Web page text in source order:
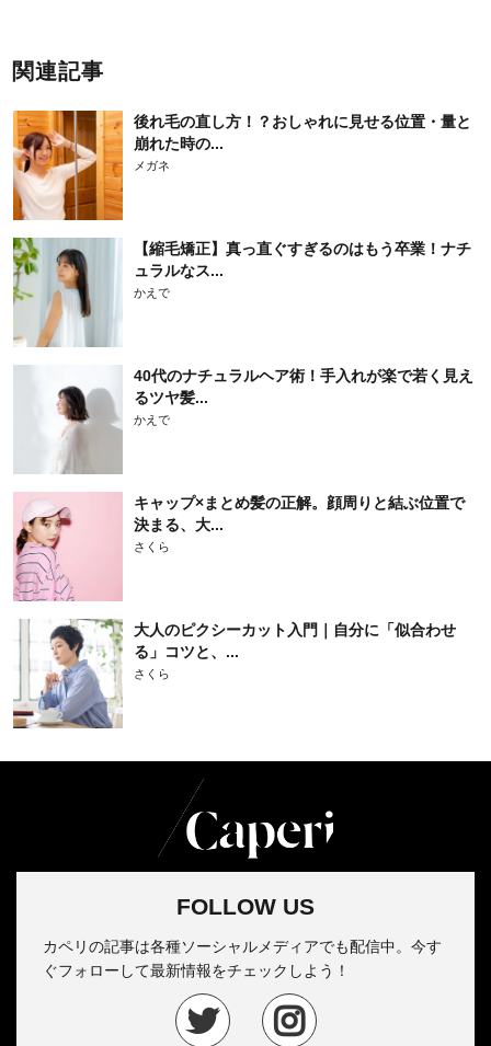
関連記事
後れ毛の直し方！？おしゃれに見せる位置・量と
崩れた時の...
メガネ
【縮毛矯正】真っ直ぐすぎるのはもう卒業！ナチ
ュラルなス...
かえで
40代のナチュラルヘア術！手入れが楽で若く見え
るツヤ髪...
かえで
キャップ×まとめ髪の正解。顔周りと結ぶ位置で
決まる、大...
さくら
大人のピクシーカット入門｜自分に「似合わせ
る」コツと、...
さくら
FOLLOW US
カペリの記事は各種ソーシャルメディアでも配信中。今す
ぐフォローして最新情報をチェックしよう！